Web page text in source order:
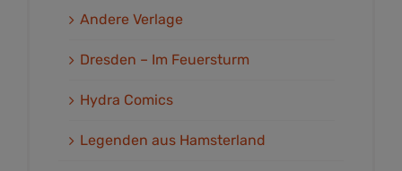
Andere Verlage
Dresden – Im Feuersturm
Hydra Comics
Legenden aus Hamsterland